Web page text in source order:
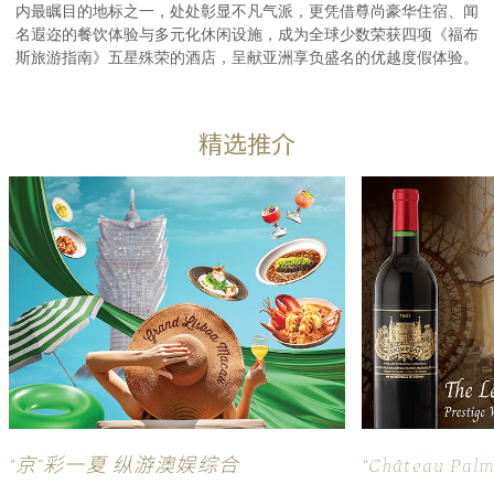
内最瞩目的地标之一，处处彰显不凡气派，更凭借尊尚豪华住宿、闻
名遐迩的餐饮体验与多元化休闲设施，成为全球少数荣获四项《福布
斯旅游指南》五星殊荣的酒店，呈献亚洲享负盛名的优越度假体验。
精选推介
“京”彩一夏 纵游澳娱综合
“Château